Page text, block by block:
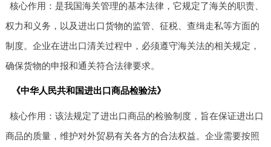
核心作用：是我国海关管理的基本法律，它规定了海关的职责、
权力和义务，以及进出口货物的监管、征税、查缉走私等方面的
制度。企业在进出口清关过程中，必须遵守海关法的相关规定，
确保货物的申报和通关符合法律要求。
《中华人民共和国进出口商品检验法》
核心作用：该法规定了进出口商品的检验制度，旨在保证进出口
商品的质量，维护对外贸易有关各方的合法权益。企业需要按照